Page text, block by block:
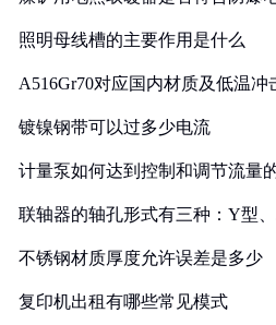
照明母线槽的主要作用是什么
A516Gr70对应国内材质及低温冲
镀镍钢带可以过多少电流
计量泵如何达到控制和调节流量
联轴器的轴孔形式有三种：Y型
不锈钢材质厚度允许误差是多少
复印机出租有哪些常见模式